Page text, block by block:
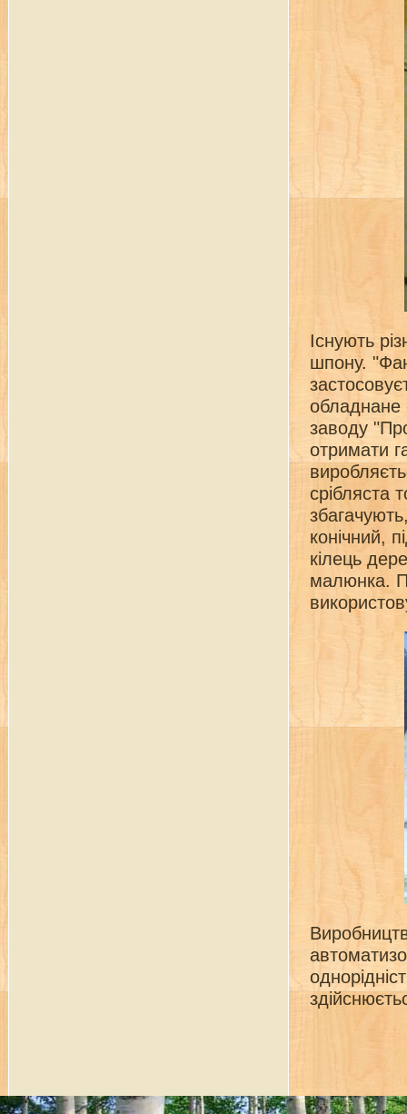
Існують
шпону.
обладнане
заводу
отримати
срібляста
конічний,
кілець
малюнка.